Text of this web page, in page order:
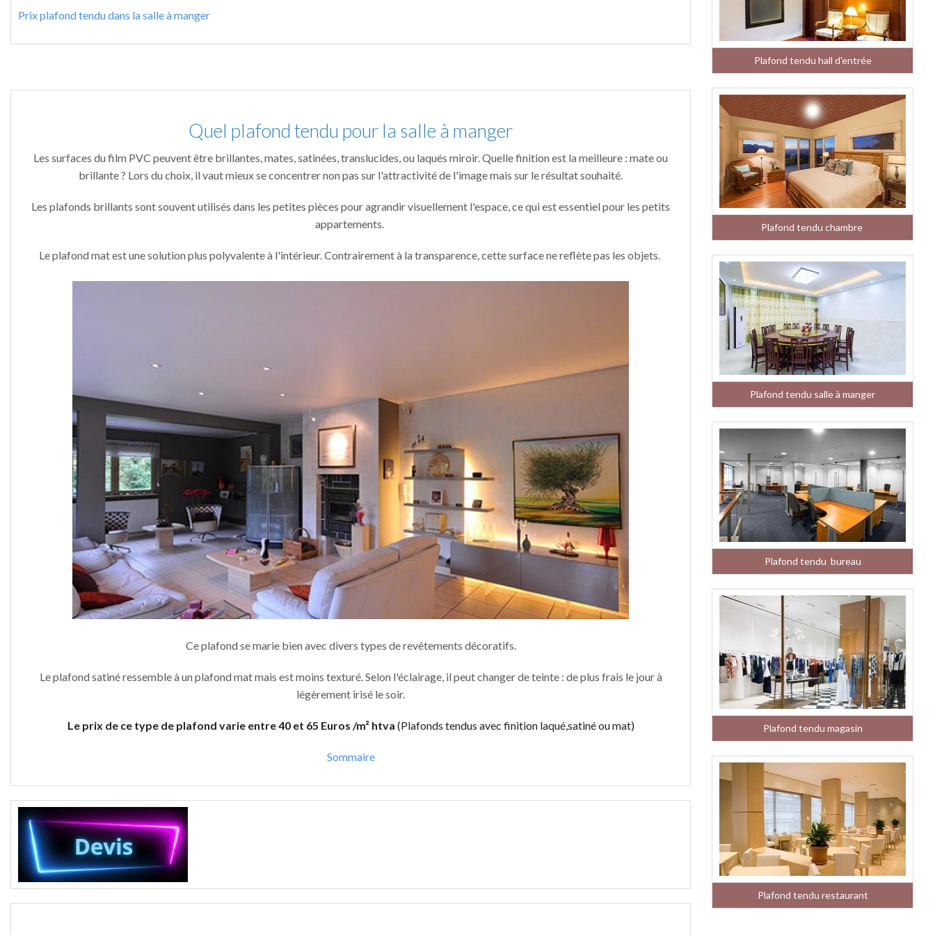
Prix plafond tendu dans la salle à manger
Quel plafond tendu pour la salle à manger
Les surfaces du film PVC peuvent être brillantes, mates, satinées, translucides, ou laqués miroir. Quelle finition est la meilleure : mate ou
brillante ? Lors du choix, il vaut mieux se concentrer non pas sur l'attractivité de l'image mais sur le résultat souhaité.
Les plafonds brillants sont souvent utilisés dans les petites pièces pour agrandir visuellement l'espace, ce qui est essentiel pour les petits
appartements.
Le plafond mat est une solution plus polyvalente à l'intérieur. Contrairement à la transparence, cette surface ne reflète pas les objets.
Ce plafond se marie bien avec divers types de revêtements décoratifs.
Le plafond satiné ressemble à un plafond mat mais est moins texturé. Selon l'éclairage, il peut changer de teinte : de plus frais le jour à
légèrement irisé le soir.
Le prix de ce type de plafond varie entre 40 et 65 Euros /m² htva (Plafonds tendus avec finition laqué,satiné ou mat)
Sommaire
Plafond tendu hall d'entrée
Plafond tendu chambre
Plafond tendu salle à manger
Plafond tendu bureau
Plafond tendu magasin
Plafond tendu restaurant